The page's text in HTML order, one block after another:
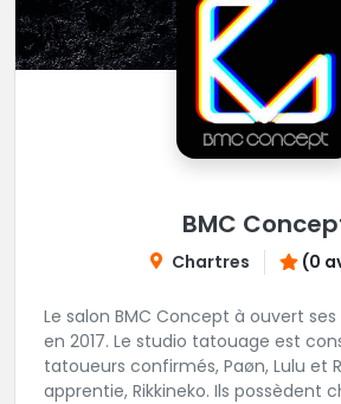
BMC
Chartres (0
Le salon BMC Concept à ouvert
en 2017. Le studio tatouage est
tatoueurs confirmés, Paøn, Lulu et
apprentie, Rikkineko. Ils possèdent